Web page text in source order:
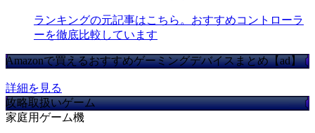
ランキングの元記事はこちら。おすすめコントローラ
ーを徹底比較しています
Amazonで買えるおすすめゲーミングデバイスまとめ【ad】
詳細を見る
攻略取扱いゲーム
家庭用ゲーム機